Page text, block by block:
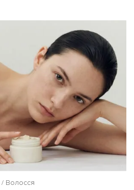
/ Волосся